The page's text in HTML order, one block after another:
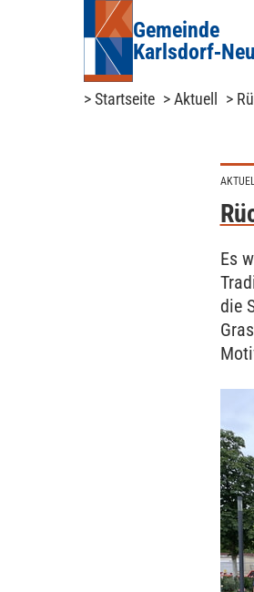
Gemeinde
> Startseite > Aktuell >
Es
die